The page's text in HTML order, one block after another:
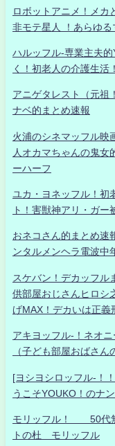
ロボットアニメ！メカ
非モテ星人 ！あらゆ
ハルッフル-専業主夫
く！初老人の介護生活
アニゲタレスト（元
ナベ的まとめ速報
火浦のシネマッフル映
人オカマちゃんの鬼女
ーハーフ
ユカ・ヨネッフル！初
ト！害獣神アリ・ガ
おネコさん的まとめ
ンタルメンヘラ電波中
スケバン！デカッフル
供部屋おじさんヒロシ
げMAX！デカいは正義
アキヨッフル-！ネオ
（子ども部屋おばさん
[ヨシヨシロッフル-！
うこそYOUKO！のナ
モリッフル！ 50代無
トの杜 モリッフル